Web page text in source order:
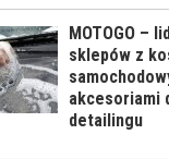
MOTOGO –
sklepów z
akcesoriami
detailingu